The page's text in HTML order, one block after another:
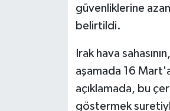
güvenliklerine
belirtildi.
Irak hava
aşamada 16 Mart'a
açıklamada, bu
göstermek